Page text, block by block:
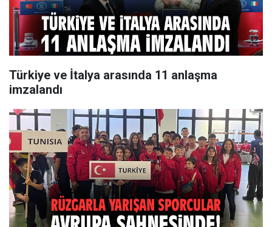
Türkiye ve İtalya arasında 11 anlaşma
imzalandı